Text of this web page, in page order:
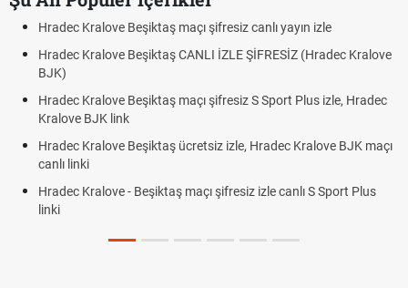
Hradec Kralove Beşiktaş maçı şifresiz canlı yayın izle
Hradec Kralove Beşiktaş CANLI İZLE ŞİFRESİZ (Hradec Kralove
BJK)
Hradec Kralove Beşiktaş maçı şifresiz S Sport Plus izle, Hradec
Kralove BJK link
Hradec Kralove Beşiktaş ücretsiz izle, Hradec Kralove BJK maçı
canlı linki
Hradec Kralove - Beşiktaş maçı şifresiz izle canlı S Sport Plus
linki